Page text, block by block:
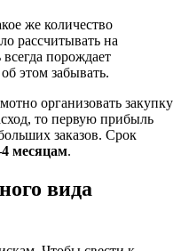
же количество
рассчитывать на
порождает
этом забывать.
организовать закупку
то первую прибыль
заказов. Срок
месяцам.
вида